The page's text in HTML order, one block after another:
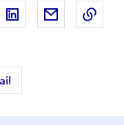
Facebook
sur X
Partager surPartager